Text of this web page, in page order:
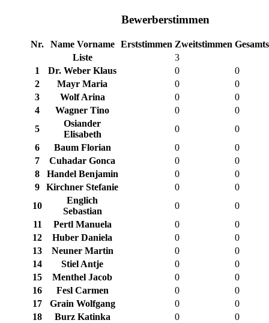
Bewerberstimmen
Nr. Name Vorname Erststimmen Zweitstimmen
Liste
3
1
Dr. Weber Klaus 0
0
2
Mayr Maria 0
0
3
Wolf Arina 0
0
4
Wagner Tino 0
0
5
Osiander
Elisabeth
0
0
6
Baum Florian 0
0
7
Cuhadar Gonca 0
0
8
Handel Benjamin 0
0
9
Kirchner Stefanie 0
0
10
Englich
Sebastian
0
0
11
Pertl Manuela 0
0
12
Huber Daniela 0
0
13
Neuner Martin 0
0
14
Stiel Antje 0
0
15
Menthel Jacob 0
0
16
Fesl Carmen 0
0
17
Grain Wolfgang 0
0
18
Burz Katinka 0
0